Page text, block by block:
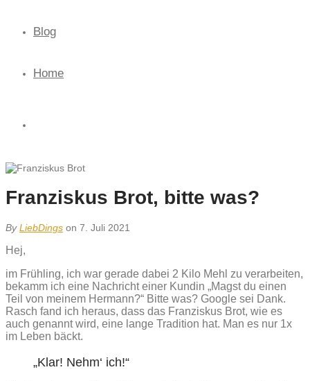
Blog
Home
Franziskus Brot, bitte was?
ByLiebDings on 7. Juli 2021
Hej,
im Frühling, ich war gerade dabei 2 Kilo Mehl zu verarbeiten,
bekamm ich eine Nachricht einer Kundin „Magst du einen
Teil von meinem Hermann?“ Bitte was? Google sei Dank.
Rasch fand ich heraus, dass das Franziskus Brot, wie es
auch genannt wird, eine lange Tradition hat. Man es nur 1x
im Leben bäckt.
„Klar! Nehm‘ ich!“